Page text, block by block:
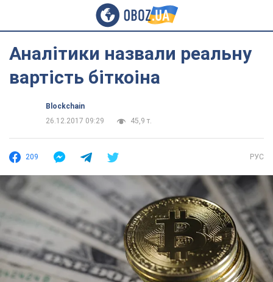
Аналітики назвали реальну
вартість біткоіна
Blockchain
26.12.2017 09:29
45,9 т.
209 РУС